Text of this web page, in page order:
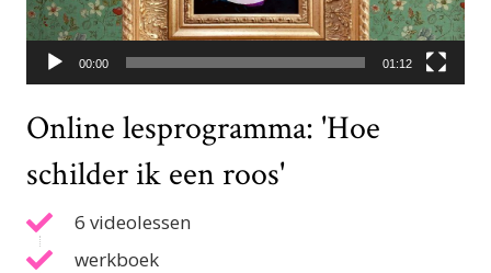
Online lesprogramma: 'Hoe
schilder ik een roos'
6 videolessen
werkboek
00:00 01:12